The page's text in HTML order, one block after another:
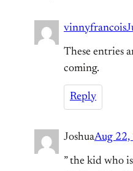
vinnyfrancois
These entries
coming.
Reply
JoshuaAug 22,
” the kid who